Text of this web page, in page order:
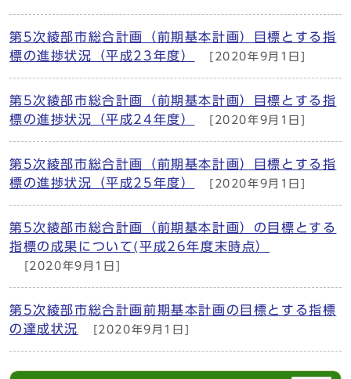
第5次綾部市総合計画（前期基本計画）目標とする指
標の進捗状況（平成23年度）
[2020年9月1日]
第5次綾部市総合計画（前期基本計画）目標とする指
標の進捗状況（平成24年度）
[2020年9月1日]
第5次綾部市総合計画（前期基本計画）目標とする指
標の進捗状況（平成25年度）
[2020年9月1日]
第5次綾部市総合計画（前期基本計画）の目標とする
指標の成果について(平成26年度末時点）
[2020年9月1日]
第5次綾部市総合計画前期基本計画の目標とする指標
の達成状況
[2020年9月1日]